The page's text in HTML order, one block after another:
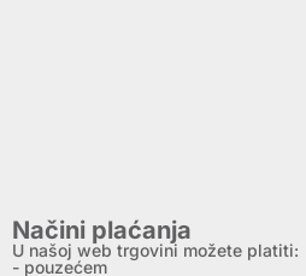
Načini plaćanja
U našoj web trgovini možete platiti:
- pouzećem